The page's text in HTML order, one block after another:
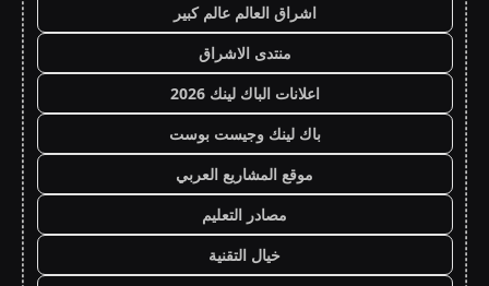
اشراق العالم عالم كبير
منتدى الاشراق
اعلانات الباك لينك 2026
باك لينك وجيست بوست
موقع المشاريع العربي
مصادر التعليم
خيال التقنية